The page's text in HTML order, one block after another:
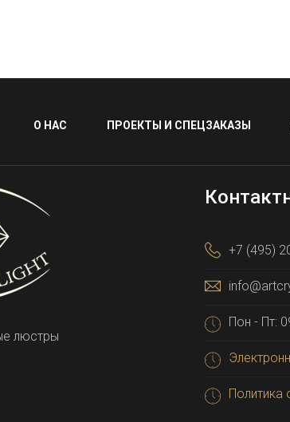
О НАС ПРОЕКТЫ И СПЕЦЗАКАЗЫ
люстры
+7 (495)
Пон - Пт:
Политика